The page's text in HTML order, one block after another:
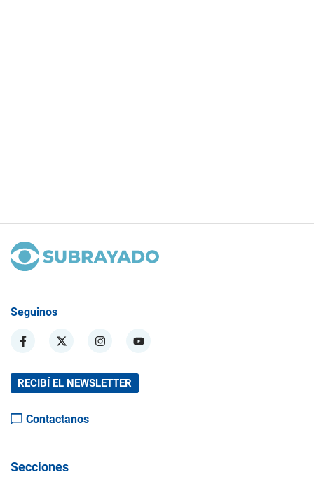
Seguinos
RECIBÍ EL NEWSLETTER
Contactanos
Secciones